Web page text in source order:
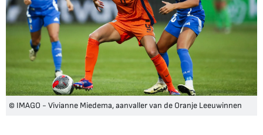
© IMAGO - Vivianne Miedema, aanvaller van de Oranje Leeuwinnen